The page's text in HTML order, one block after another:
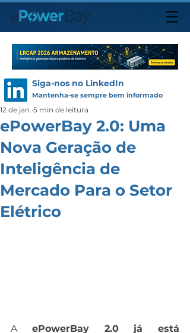
Siga-nos no LinkedIn
Mantenha-se sempre bem informado
ePowerBay 2.0: Uma
Nova Geração de
Inteligência de
Mercado Para o Setor
Elétrico
12 de jan. 5 min de leitura
A ePowerBay 2.0 já está